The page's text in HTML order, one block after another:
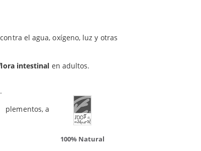
el agua, oxígeno, luz y otras
intestinal en adultos.
.
al mejor precio en
Solaray